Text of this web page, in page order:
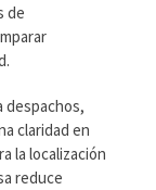
de
despachos,
claridad en
la localización
reduce